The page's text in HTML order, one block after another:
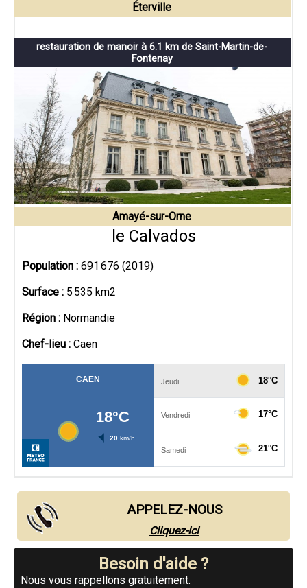
Éterville
restauration de manoir à 6.1 km de Saint-Martin-de-
Fontenay
Amayé-sur-Orne
le Calvados
Population : 691 676 (2019)
Surface : 5 535 km2
Région : Normandie
Chef-lieu : Caen
APPELEZ-NOUS
Cliquez-ici
Besoin d'aide ?
Nous vous rappellons gratuitement.